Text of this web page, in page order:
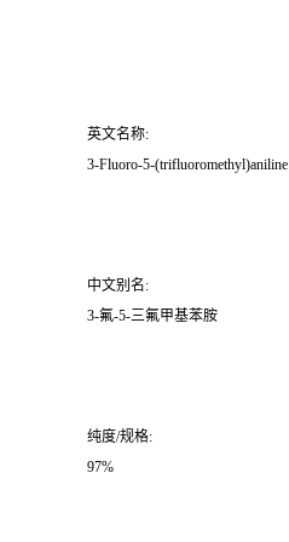
英文名称:
3-Fluoro-5-(trifluoromethyl)aniline
中文别名:
3-氟-5-三氟甲基苯胺
纯度/规格:
97%